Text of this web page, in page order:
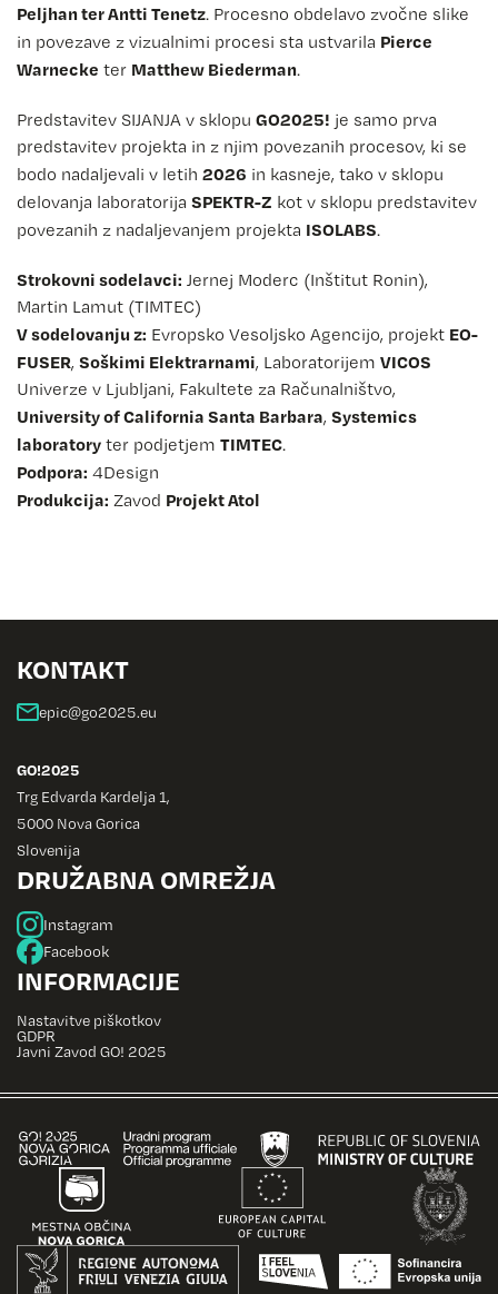
Peljhan ter Antti Tenetz. Procesno obdelavo zvočne slike
in povezave z vizualnimi procesi sta ustvarila Pierce
Warnecke ter Matthew Biederman.
Predstavitev SIJANJA v sklopu GO2025! je samo prva
predstavitev projekta in z njim povezanih procesov, ki se
bodo nadaljevali v letih 2026 in kasneje, tako v sklopu
delovanja laboratorija SPEKTR-Z kot v sklopu predstavitev
povezanih z nadaljevanjem projekta ISOLABS.
Strokovni sodelavci: Jernej Moderc (Inštitut Ronin),
Martin Lamut (TIMTEC)
V sodelovanju z: Evropsko Vesoljsko Agencijo, projekt EO-
FUSER, Soškimi Elektrarnami, Laboratorijem VICOS
Univerze v Ljubljani, Fakultete za Računalništvo,
University of California Santa Barbara, Systemics
laboratory ter podjetjem TIMTEC.
Podpora: 4Design
Produkcija: Zavod Projekt Atol
KONTAKT
GO!2025
Trg Edvarda Kardelja 1,
5000 Nova Gorica
Slovenija
DRUŽABNA OMREŽJA
Instagram
Facebook
INFORMACIJE
Nastavitve piškotkov
GDPR
Javni Zavod GO! 2025